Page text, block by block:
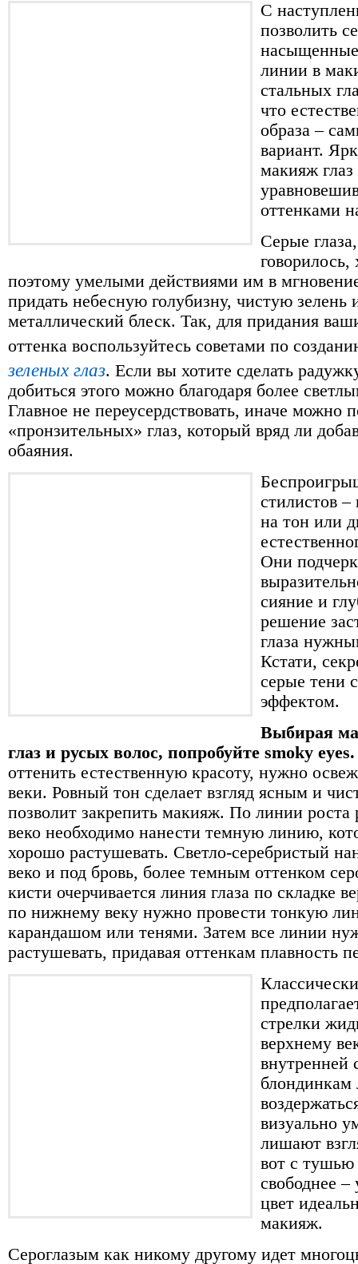
С
позволить
насыщенные
линии в
стальных
что
образа –
вариант.
макияж
оттенками
Серые
поэтому умелыми действиями им в
придать небесную голубизну, чистую зелень
металлический блеск. Так, для придания
оттенка воспользуйтесь советами по
зеленых глаз. Если вы хотите сделать
добиться этого можно благодаря более
Главное не переусердствовать, иначе можно
«пронзительных» глаз, который вряд ли
обаяния.
стилистов –
на тон или
Они
сияние и
решение
глаза
Кстати,
серые тени
эффектом.
Выбирая
глаз и русых волос, попробуйте smoky eyes.
оттенить естественную красоту, нужно
веки. Ровный тон сделает взгляд ясным и
позволит закрепить макияж. По линии роста
веко необходимо нанести темную линию,
хорошо растушевать. Светло-серебристый
веко и под бровь, более темным оттенком
кисти очерчивается линия глаза по складке
по нижнему веку нужно провести тонкую
карандашом или тенями. Затем все линии
растушевать, придавая оттенкам плавность
стрелки
верхнему
внутренней
блондинкам
визуально
лишают
вот с
свободнее –
цвет
макияж.
Сероглазым как никому другому идет